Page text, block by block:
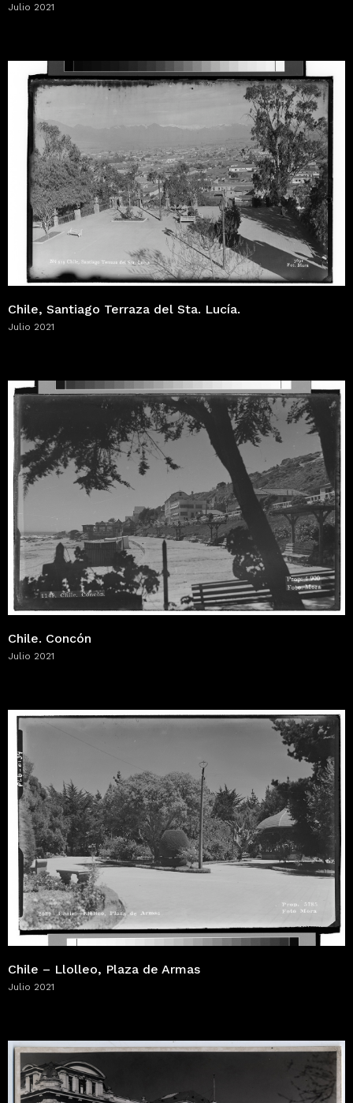
Julio 2021
Chile, Santiago Terraza del Sta. Lucía.
Julio 2021
Chile. Concón
Julio 2021
Chile – Llolleo, Plaza de Armas
Julio 2021